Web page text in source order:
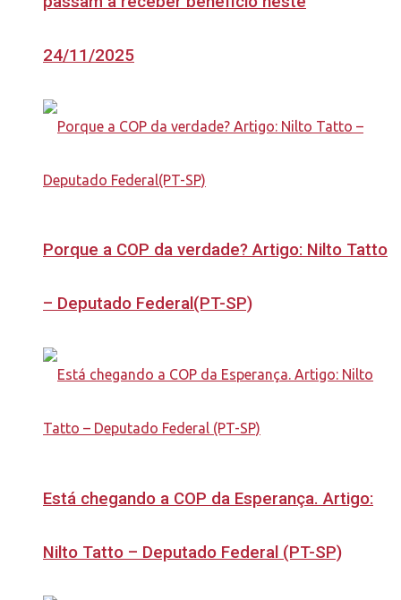
24/11/2025
Porque a COP da verdade? Artigo: Nilto Tatto
– Deputado Federal(PT-SP)
Está chegando a COP da Esperança. Artigo:
Nilto Tatto – Deputado Federal (PT-SP)